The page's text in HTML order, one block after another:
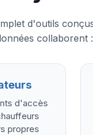
d'outils
collaborent :
d'accès
propres